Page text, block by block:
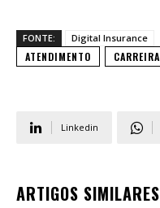
FONTE: Digital Insurance
ATENDIMENTO CARREIRA
Linkedin
ARTIGOS SIMILARES